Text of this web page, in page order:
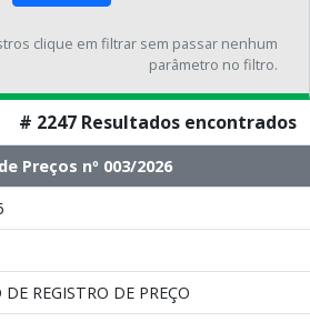
clique em filtrar sem passar nenhum
parâmetro no filtro.
# 2247 Resultados encontrados
Preços nº 003/2026
REGISTRO DE PREÇO